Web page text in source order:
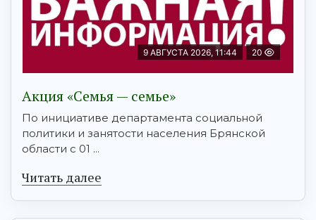
9 АВГУСТА 2026, 11:44 20
Акция «Семья — семье»
По инициативе департамента социальной
политики и занятости населения Брянской
области с 01 ...
Читать далее